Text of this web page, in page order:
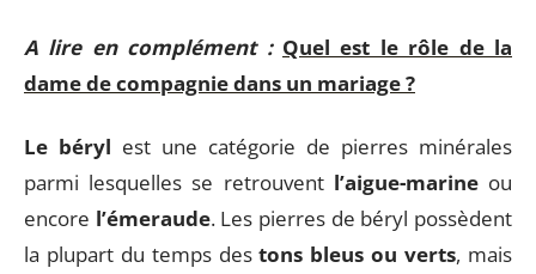
A lire en complément : Quel est le rôle de la
dame de compagnie dans un mariage ?
Le béryl est une catégorie de pierres minérales
parmi lesquelles se retrouvent l’aigue-marine ou
encore l’émeraude. Les pierres de béryl possèdent
la plupart du temps destons bleus ou verts, mais